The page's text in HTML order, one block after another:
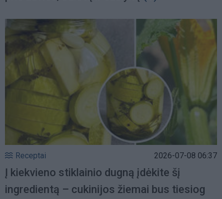
Receptai 2026-07-08 06:37
Į kiekvieno stiklainio dugną įdėkite šį
ingredientą – cukinijos žiemai bus tiesiog